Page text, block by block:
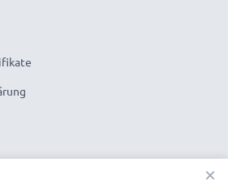
ACC-TRBX Original-Akku
Akku-Lebensdauer: LED
Sony NP-BX1
×